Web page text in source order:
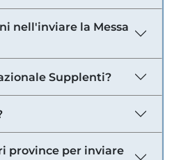
nell'inviare la Messa
Supplenti?
province per inviare